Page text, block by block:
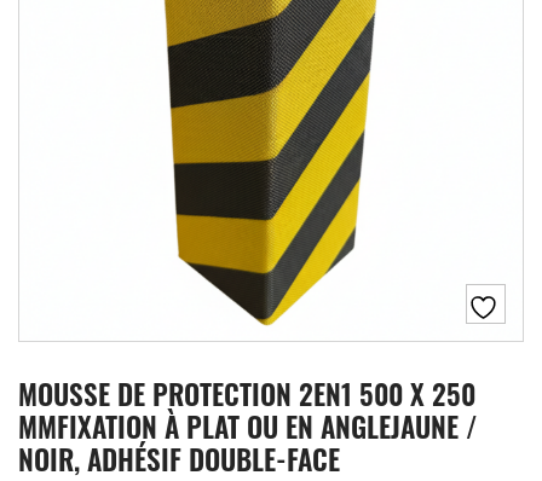
MOUSSE DE PROTECTION 2EN1 500 X 250
MMFIXATION À PLAT OU EN ANGLEJAUNE /
NOIR, ADHÉSIF DOUBLE-FACE